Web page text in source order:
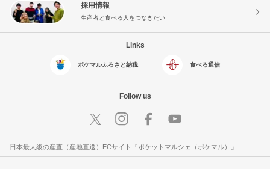
採用情報
生産者と食べる人をつなぎたい
Links
ポケマルふるさと納税 食べる通信
Follow us
日本最大級の産直（産地直送）ECサイト『ポケットマルシェ（ポケマル）』